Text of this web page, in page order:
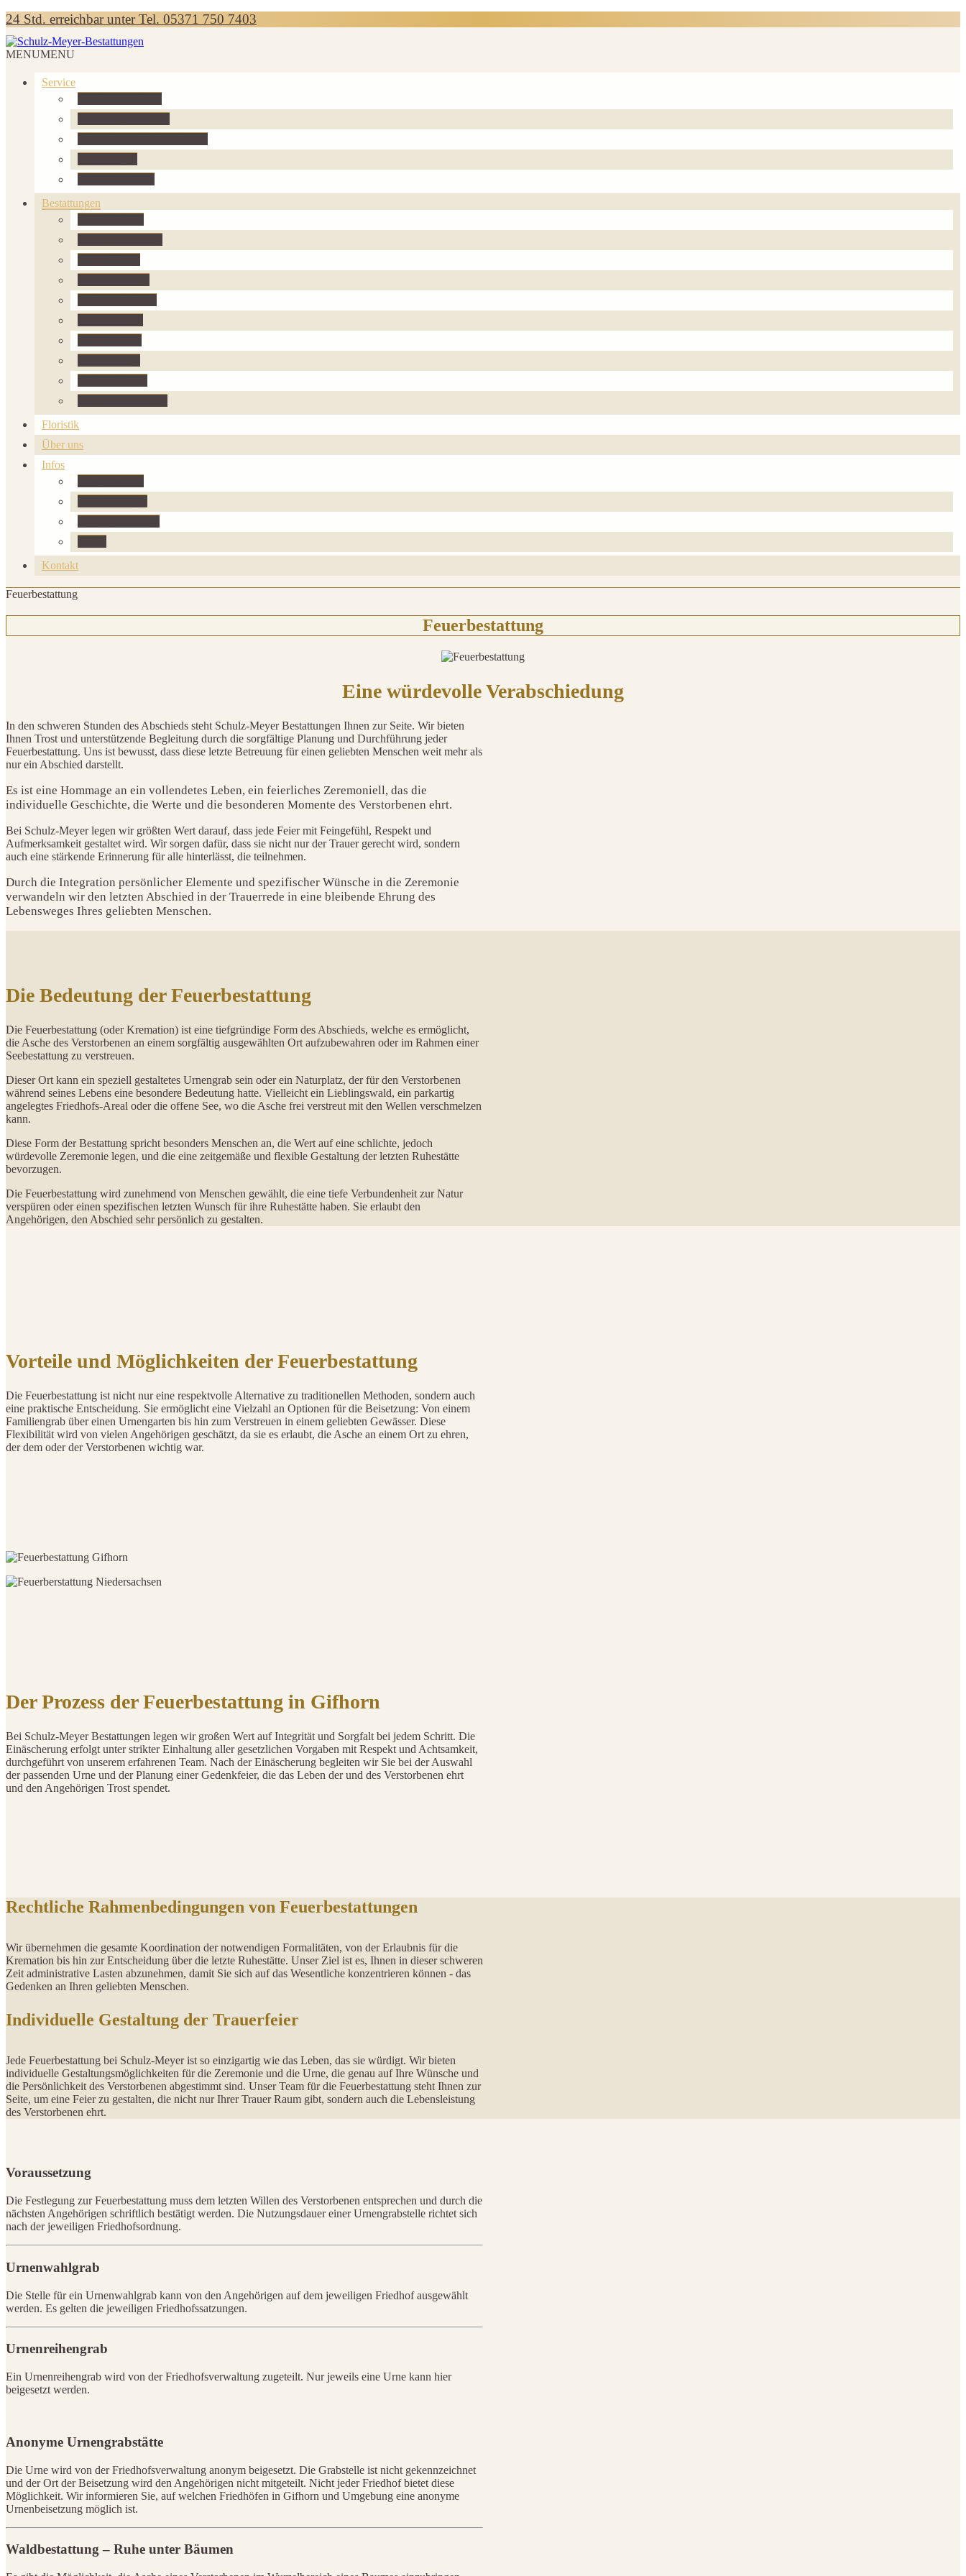
24 Std. erreichbar unter Tel. 05371 750 7403
MENUMENU
Service
Bestattungen
Floristik
Über uns
Infos
Kontakt
Feuerbestattung
Feuerbestattung
Eine würdevolle Verabschiedung
In den schweren Stunden des Abschieds steht Schulz-Meyer Bestattungen Ihnen zur Seite. Wir bieten
Ihnen Trost und unterstützende Begleitung durch die sorgfältige Planung und Durchführung jeder
Feuerbestattung. Uns ist bewusst, dass diese letzte Betreuung für einen geliebten Menschen weit mehr als
nur ein Abschied darstellt.
Es ist eine Hommage an ein vollendetes Leben, ein feierliches Zeremoniell, das die
individuelle Geschichte, die Werte und die besonderen Momente des Verstorbenen ehrt.
Bei Schulz-Meyer legen wir größten Wert darauf, dass jede Feier mit Feingefühl, Respekt und
Aufmerksamkeit gestaltet wird. Wir sorgen dafür, dass sie nicht nur der Trauer gerecht wird, sondern
auch eine stärkende Erinnerung für alle hinterlässt, die teilnehmen.
Durch die Integration persönlicher Elemente und spezifischer Wünsche in die Zeremonie
verwandeln wir den letzten Abschied in der Trauerrede in eine bleibende Ehrung des
Lebensweges Ihres geliebten Menschen.
Die Bedeutung der Feuerbestattung
Die Feuerbestattung (oder Kremation) ist eine tiefgründige Form des Abschieds, welche es ermöglicht,
die Asche des Verstorbenen an einem sorgfältig ausgewählten Ort aufzubewahren oder im Rahmen einer
Seebestattung zu verstreuen.
Dieser Ort kann ein speziell gestaltetes Urnengrab sein oder ein Naturplatz, der für den Verstorbenen
während seines Lebens eine besondere Bedeutung hatte. Vielleicht ein Lieblingswald, ein parkartig
angelegtes Friedhofs-Areal oder die offene See, wo die Asche frei verstreut mit den Wellen verschmelzen
kann.
Diese Form der Bestattung spricht besonders Menschen an, die Wert auf eine schlichte, jedoch
würdevolle Zeremonie legen, und die eine zeitgemäße und flexible Gestaltung der letzten Ruhestätte
bevorzugen.
Die Feuerbestattung wird zunehmend von Menschen gewählt, die eine tiefe Verbundenheit zur Natur
verspüren oder einen spezifischen letzten Wunsch für ihre Ruhestätte haben. Sie erlaubt den
Angehörigen, den Abschied sehr persönlich zu gestalten.
Vorteile und Möglichkeiten der Feuerbestattung
Die Feuerbestattung ist nicht nur eine respektvolle Alternative zu traditionellen Methoden, sondern auch
eine praktische Entscheidung. Sie ermöglicht eine Vielzahl an Optionen für die Beisetzung: Von einem
Familiengrab über einen Urnengarten bis hin zum Verstreuen in einem geliebten Gewässer. Diese
Flexibilität wird von vielen Angehörigen geschätzt, da sie es erlaubt, die Asche an einem Ort zu ehren,
der dem oder der Verstorbenen wichtig war.
Der Prozess der Feuerbestattung in Gifhorn
Bei Schulz-Meyer Bestattungen legen wir großen Wert auf Integrität und Sorgfalt bei jedem Schritt. Die
Einäscherung erfolgt unter strikter Einhaltung aller gesetzlichen Vorgaben mit Respekt und Achtsamkeit,
durchgeführt von unserem erfahrenen Team. Nach der Einäscherung begleiten wir Sie bei der Auswahl
der passenden Urne und der Planung einer Gedenkfeier, die das Leben der und des Verstorbenen ehrt
und den Angehörigen Trost spendet.
Rechtliche Rahmenbedingungen von Feuerbestattungen
Wir übernehmen die gesamte Koordination der notwendigen Formalitäten, von der Erlaubnis für die
Kremation bis hin zur Entscheidung über die letzte Ruhestätte. Unser Ziel ist es, Ihnen in dieser schweren
Zeit administrative Lasten abzunehmen, damit Sie sich auf das Wesentliche konzentrieren können - das
Gedenken an Ihren geliebten Menschen.
Individuelle Gestaltung der Trauerfeier
Jede Feuerbestattung bei Schulz-Meyer ist so einzigartig wie das Leben, das sie würdigt. Wir bieten
individuelle Gestaltungsmöglichkeiten für die Zeremonie und die Urne, die genau auf Ihre Wünsche und
die Persönlichkeit des Verstorbenen abgestimmt sind. Unser Team für die Feuerbestattung steht Ihnen zur
Seite, um eine Feier zu gestalten, die nicht nur Ihrer Trauer Raum gibt, sondern auch die Lebensleistung
des Verstorbenen ehrt.
Voraussetzung
Die Festlegung zur Feuerbestattung muss dem letzten Willen des Verstorbenen entsprechen und durch die
nächsten Angehörigen schriftlich bestätigt werden. Die Nutzungsdauer einer Urnengrabstelle richtet sich
nach der jeweiligen Friedhofsordnung.
Urnenwahlgrab
Die Stelle für ein Urnenwahlgrab kann von den Angehörigen auf dem jeweiligen Friedhof ausgewählt
werden. Es gelten die jeweiligen Friedhofssatzungen.
Urnenreihengrab
Ein Urnenreihengrab wird von der Friedhofsverwaltung zugeteilt. Nur jeweils eine Urne kann hier
beigesetzt werden.
Anonyme Urnengrabstätte
Die Urne wird von der Friedhofsverwaltung anonym beigesetzt. Die Grabstelle ist nicht gekennzeichnet
und der Ort der Beisetzung wird den Angehörigen nicht mitgeteilt. Nicht jeder Friedhof bietet diese
Möglichkeit. Wir informieren Sie, auf welchen Friedhöfen in Gifhorn und Umgebung eine anonyme
Urnenbeisetzung möglich ist.
Waldbestattung – Ruhe unter Bäumen